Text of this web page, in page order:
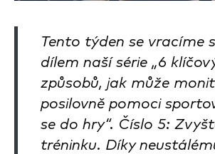
Tento týden se vracíme
dílem naší série „6
způsobů, jak může
posilovně pomoci
se do hry“. Číslo 5:
tréninku. Díky